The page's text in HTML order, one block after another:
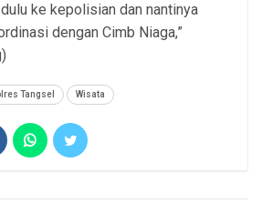
ke kepolisian dan nantinya
dengan Cimb Niaga,”
Tangsel Wisata